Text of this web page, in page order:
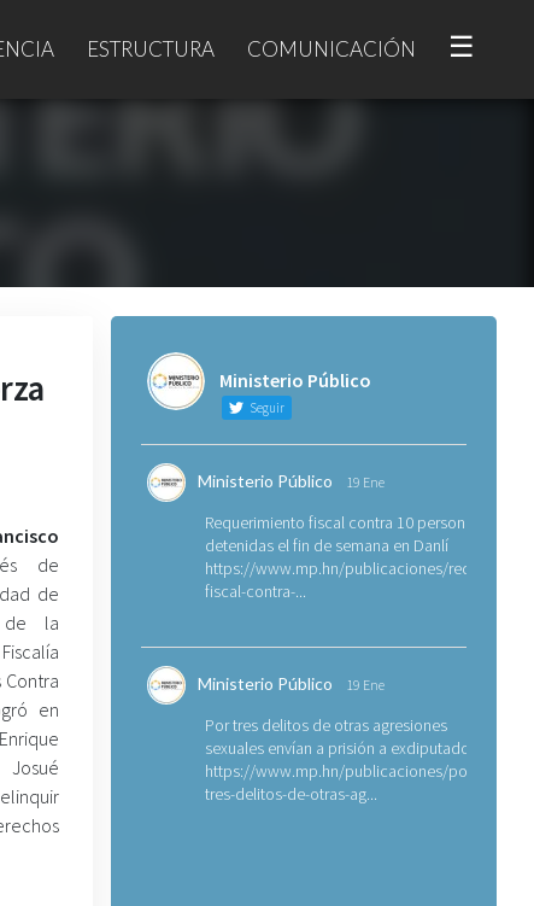
ESTRUCTURA COMUNICACIÓN ☰
de
de
de la
Contra
en
Josué
Ministerio Público
Seguir
Ministerio Público 19 Ene
Requerimiento fiscal contra 10 personas
detenidas el fin de semana en Danlí
https://www.mp.hn/publicaciones/
fiscal-contra-...
Ministerio Público 19 Ene
Por tres delitos de otras agresiones
sexuales envían a prisión a exdiputado
https://www.mp.hn/publicaciones/por-
tres-delitos-de-otras-ag...